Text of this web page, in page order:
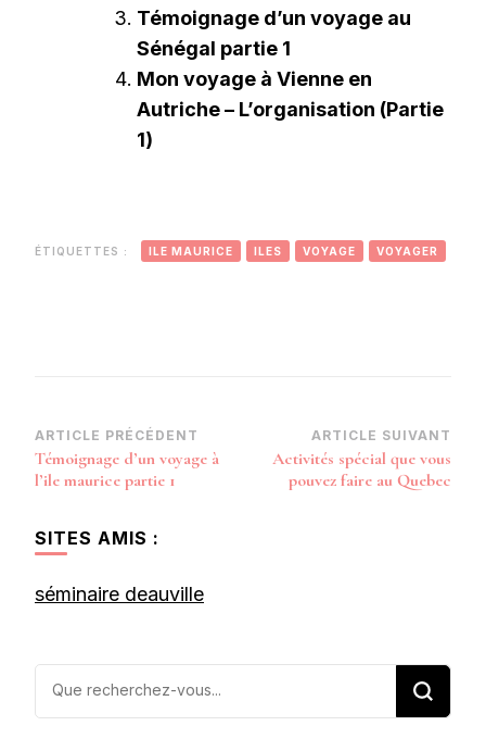
Témoignage d’un voyage au
Sénégal partie 1
Mon voyage à Vienne en
Autriche – L’organisation (Partie
1)
ÉTIQUETTES : ILE MAURICE ILES VOYAGE VOYAGER
Navigation
d’article
ARTICLE PRÉCÉDENT
Témoignage d’un voyage à
l’ile maurice partie 1
ARTICLE SUIVANT
Activités spécial que vous
pouvez faire au Quebec
SITES AMIS :
séminaire deauville
Vous